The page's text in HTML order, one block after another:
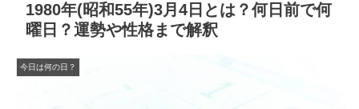
1980年(昭和55年)3月4日とは？何日前で何
曜日？運勢や性格まで解釈
今日は何の日？